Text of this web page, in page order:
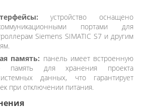
устройство оснащено
портами для
Siemens SIMATIC S7 и другим
память: панель имеет встроенную
память для хранения проекта
данных, что гарантирует
при отключении питания.